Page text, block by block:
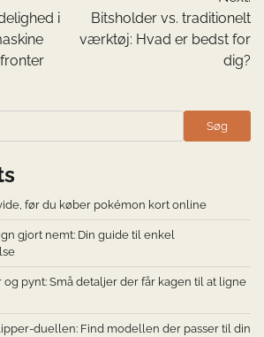
i
Bitsholder vs. traditionelt
værktøj: Hvad er bedst for
dig?
Søg
før du køber pokémon kort online
gjort nemt: Din guide til enkel
og pynt: Små detaljer der får kagen til at ligne
duellen: Find modellen der passer til din